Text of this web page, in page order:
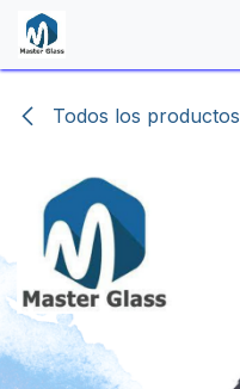
Ir al contenido
Todos los productos